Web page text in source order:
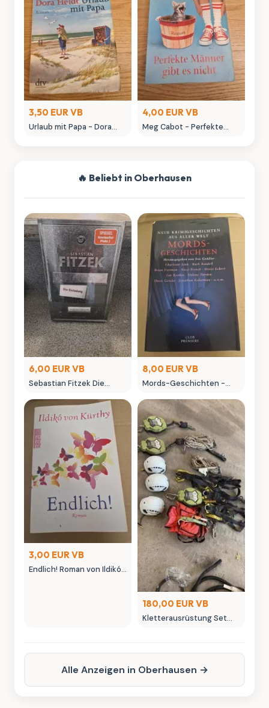
3,50 EUR VB
Urlaub mit Papa - Dora
4,00 EUR VB
Meg Cabot - Perfekte
🔥 Beliebt in Oberhausen
6,00 EUR VB
Sebastian Fitzek Die
Taschenbuch
8,00 EUR VB
Mords-Geschichten -
Krimigeschichtenusller
Welt
3,00 EUR VB
Endlich! Roman von Ildikó
180,00 EUR VB
Kletterausrüstung Set
Alle Anzeigen in Oberhausen →